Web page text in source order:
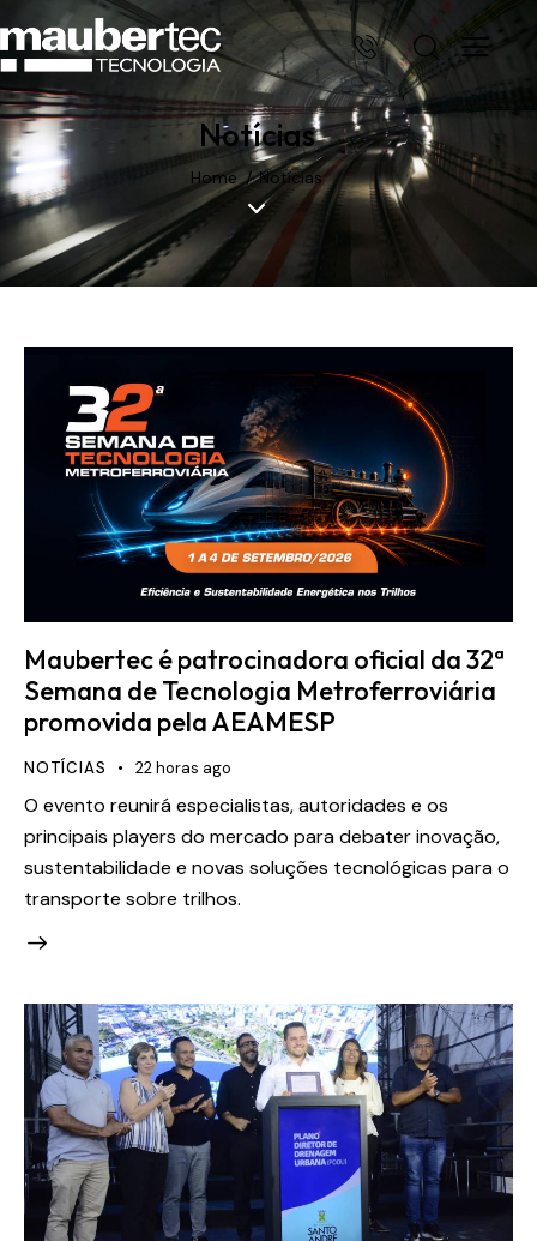
Notícias
Home Notícias
Maubertec é patrocinadora oficial da 32ª
Semana de Tecnologia Metroferroviária
promovida pela AEAMESP
NOTÍCIAS 22 horas ago
O evento reunirá especialistas, autoridades e os
principais players do mercado para debater inovação,
sustentabilidade e novas soluções tecnológicas para o
transporte sobre trilhos.